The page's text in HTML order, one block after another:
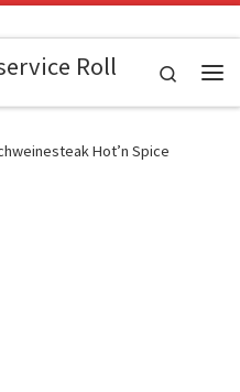
Roll
Search
Hot’n Spice